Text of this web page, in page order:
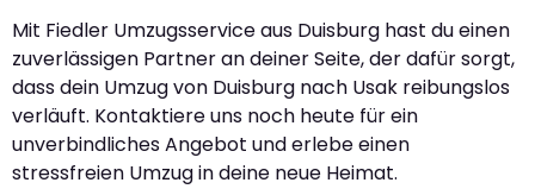
Mit Fiedler Umzugsservice aus Duisburg hast du einen
zuverlässigen Partner an deiner Seite, der dafür sorgt,
dass dein Umzug von Duisburg nach Usak reibungslos
verläuft. Kontaktiere uns noch heute für ein
unverbindliches Angebot und erlebe einen
stressfreien Umzug in deine neue Heimat.